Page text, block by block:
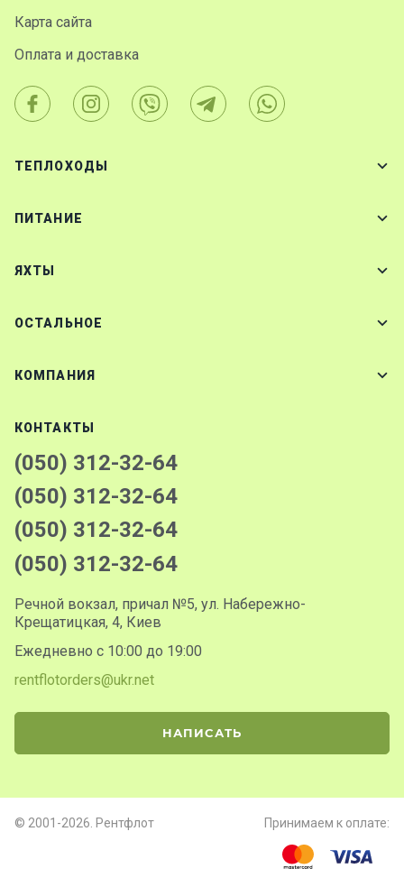
Карта сайта
Оплата и доставка
ТЕПЛОХОДЫ
ПИТАНИЕ
ЯХТЫ
ОСТАЛЬНОЕ
КОМПАНИЯ
КОНТАКТЫ
(050) 312-32-64
(050) 312-32-64
(050) 312-32-64
(050) 312-32-64
Речной вокзал, причал №5, ул. Набережно-
Крещатицкая, 4, Киев
Ежедневно с 10:00 до 19:00
rentflotorders@ukr.net
НАПИСАТЬ
© 2001-2026. Рентфлот Принимаем к оплате: